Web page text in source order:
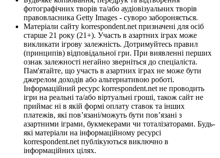
фотографічних творів та/або аудіовізуальних творів
правовласника Getty Images - суворо забороняється.
Матеріали сайту korrespondent.net призначені для осіб
старше 21 року (21+). Участь в азартних іграх може
викликати ігрову залежність. Дотримуйтесь правил
(принципів) відповідальної гри. При виявленні перших
ознак залежності негайно зверніться до спеціаліста.
Пам'ятайте, що участь в азартних іграх не може бути
джерелом доходів або альтернативою роботі.
Інформаційний ресурс korrespondent.net не проводить
ігри на реальні та/або віртуальні гроші, також сайт не
приймає ні в якій формі оплату ставок та інших
платежів, які пов’язані/можуть бути пов’язані з
азартними іграми, букмекерами чи тоталізаторами. Будь-
які матеріали на інформаційному ресурсі
korrespondent.net публікуються виключно в
інформаційних цілях.